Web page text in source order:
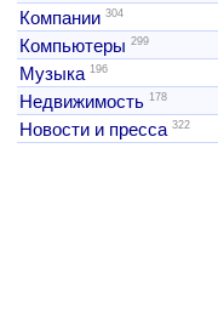
Компании 304
Компьютеры 299
Музыка 196
Недвижимость 178
Новости и пресса 322